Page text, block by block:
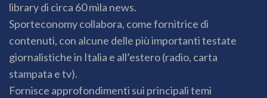
library di circa 60 mila news.
Sporteconomy collabora, come fornitrice di
contenuti, con alcune delle più importanti testate
giornalistiche in Italia e all’estero (radio, carta
stampata e tv).
Fornisce approfondimenti sui principali temi